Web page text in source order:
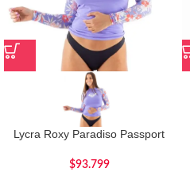
Lycra Roxy Paradiso Passport
$93.799